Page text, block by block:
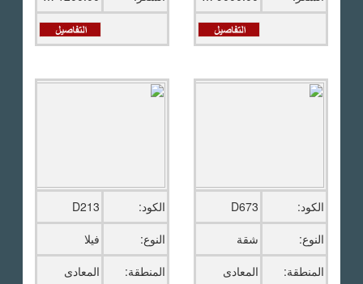
الكود:
D673
النوع:
شقة
المنطقة:
المعادى
الكود:
D213
النوع:
فيلا
المنطقة:
المعادى